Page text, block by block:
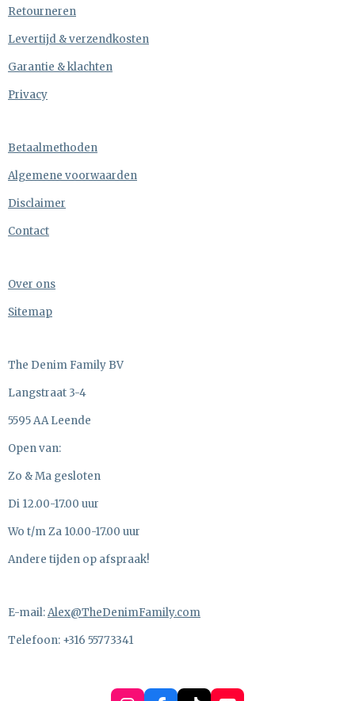
Retourneren
Levertijd & verzendkosten
Garantie & klachten
Privacy
Betaalmethoden
Algemene voorwaarden
Disclaimer
Contact
Over ons
Sitemap
The Denim Family BV
Langstraat 3-4
5595 AA Leende
Open van:
Zo & Ma gesloten
Di 12.00-17.00 uur
Wo t/m Za 10.00-17.00 uur
Andere tijden op afspraak!
E-mail:Alex@TheDenimFamily.com
Telefoon: +316 55773341